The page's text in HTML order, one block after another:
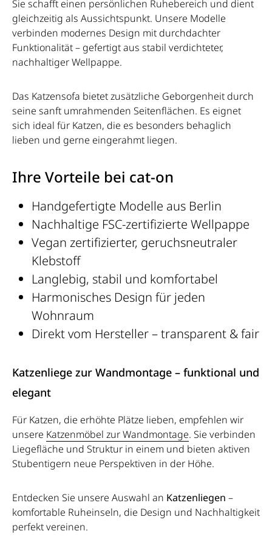
klaren, ausdrucksstarken Form. Erleben Sie, wie Design
und Naturverbundenheit im Alltag Ihrer Katze zu einem
neuen Mittelpunkt verschmelzen.
Statt sich optisch zurückzuziehen, setzt es Akzente, die
sich harmonisch in moderne Wohnräume einfügen. Im
Wohnzimmer wird es zum Blickfang, im Schlafzimmer
zum Ruhepol. Katzenhalter schätzen die Verbindung
macht und Räume bereichert. Die Alternative zum
Kratzbaum LE PANIER ist mehr als ein herkömmlicher
Kratzbaum. Als elegante Katzencouch und stilvolle
Katzenliege verbindet es Kratzfläche, Schlafplatz und
Designmöbel in einem. Statt eines klassischen
moderne Lösung, die Katzen Geborgenheit schenkt und
perfekte Alternative zum Kratzbaum – für alle, die Wert
auf Ästhetik, Nachhaltigkeit und Katzenwohl legen.
Premium Kratzpappe – nachhaltig und robust Gefertigt
aus FSC-zertifizierten Papieren mit hohem
Recyclinganteil, überzeugt die Premium Kratzpappe
durch Stabilität und Langlebigkeit. Der Leim ist vegan,
geruchsfrei und absolut unbedenklich – ein
Qualitätsmerkmal, das Katzen und Menschen
gleichermaßen zugutekommt. Selbst bei täglicher
Nutzung behält das Möbel seine Form und Schönheit.
Eleganz. Ergonomie für Katzen Die geschwungene Form
ist nicht nur ästhetisch, sondern auch ergonomisch
perfekt auf Katzen abgestimmt. Sie können sich
seitlichen Lehnen geben Halt und schaffen
Geborgenheit. Für Katzen bedeutet das: entspannen,
spielen, kratzen und träumen – alles in einem
Möbelstück. Damit wird LE PANIER zum idealen
fördert. Technische Details Maße: ca. 54 × 30 × 15 cm
Gewicht: ca. 1,8 kg Material: Premium Wellpappe, FSC-
zertifiziert, vegan verleimt Produktion: handgefertigt in
Sie schafft einen persönlichen Ruhebereich und dient
gleichzeitig als Aussichtspunkt. Unsere Modelle
verbinden modernes Design mit durchdachter
Funktionalität – gefertigt aus stabil verdichteter,
nachhaltiger Wellpappe.
Das Katzensofa bietet zusätzliche Geborgenheit durch
seine sanft umrahmenden Seitenflächen. Es eignet
sich ideal für Katzen, die es besonders behaglich
lieben und gerne eingerahmt liegen.
Ihre Vorteile bei cat-on
Handgefertigte Modelle aus Berlin
Nachhaltige FSC-zertifizierte Wellpappe
Vegan zertifizierter, geruchsneutraler
Klebstoff
Langlebig, stabil und komfortabel
Harmonisches Design für jeden
Wohnraum
Direkt vom Hersteller – transparent & fair
Katzenliege zur Wandmontage – funktional und
elegant
Für Katzen, die erhöhte Plätze lieben, empfehlen wir
unsere Katzenmöbel zur Wandmontage. Sie verbinden
Liegefläche und Struktur in einem und bieten aktiven
Stubentigern neue Perspektiven in der Höhe.
Entdecken Sie unsere Auswahl an Katzenliegen –
komfortable Ruheinseln, die Design und Nachhaltigkeit
perfekt vereinen.